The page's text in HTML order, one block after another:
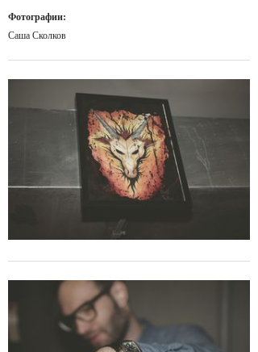
Фотографии:
Саша Сколков